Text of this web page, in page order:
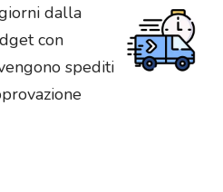
dalla
con
spediti